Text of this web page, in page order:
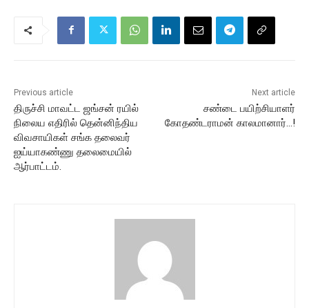
Previous article
திருச்சி மாவட்ட ஜங்சன் ரயில்
நிலைய எதிரில் தென்னிந்திய
விவசாயிகள் சங்க தலைவர்
ஐய்யாகண்ணு தலைமையில்
ஆர்பாட்டம்.
Next article
சண்டை பயிற்சியாளர்
கோதண்டராமன் காலமானார்…!